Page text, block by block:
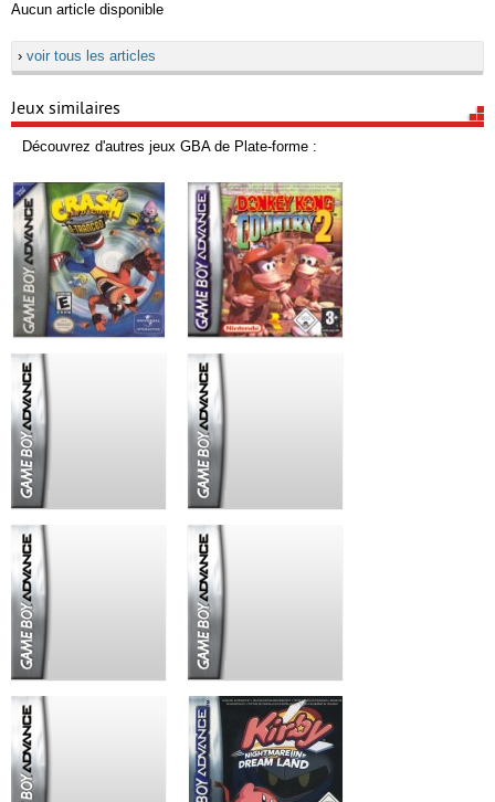
Aucun article disponible
› voir tous les articles
Jeux similaires
Découvrez d'autres jeux GBA de Plate-forme :